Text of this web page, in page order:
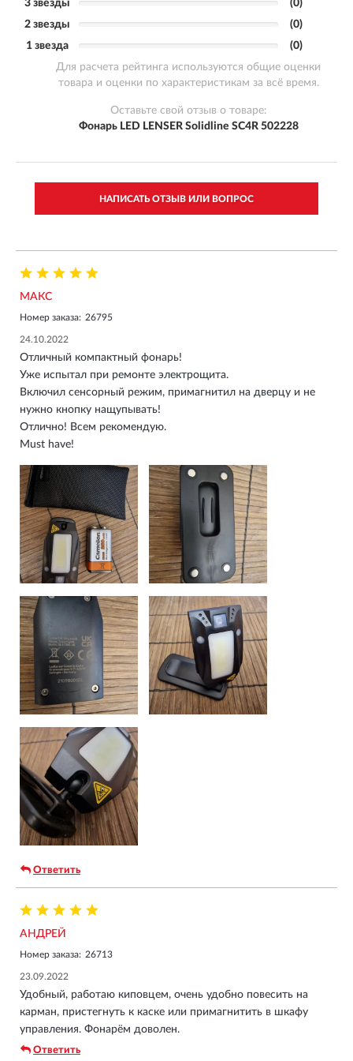
3 звезды
(0)
2 звезды
(0)
1 звезда
(0)
Для расчета рейтинга используются общие оценки
товара и оценки по характеристикам за всё время.
Оставьте свой отзыв о товаре:
Фонарь LED LENSER Solidline SC4R 502228
НАПИСАТЬ ОТЗЫВ ИЛИ ВОПРОС
МАКС
Номер заказа: 26795
24.10.2022
Отличный компактный фонарь!
Уже испытал при ремонте электрощита.
Включил сенсорный режим, примагнитил на дверцу и не
нужно кнопку нащупывать!
Отлично! Всем рекомендую.
Must have!
Ответить
АНДРЕЙ
Номер заказа: 26713
23.09.2022
Удобный, работаю киповцем, очень удобно повесить на
карман, пристегнуть к каске или примагнитить в шкафу
управления. Фонарём доволен.
Ответить